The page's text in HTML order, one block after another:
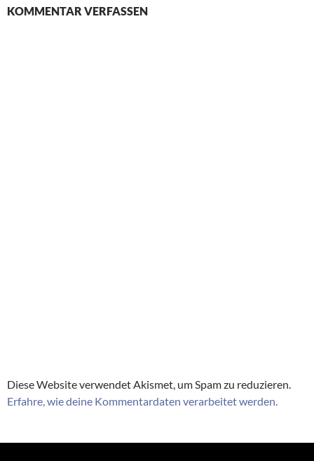
KOMMENTAR VERFASSEN
Diese Website verwendet Akismet, um Spam zu reduzieren.
Erfahre, wie deine Kommentardaten verarbeitet werden.